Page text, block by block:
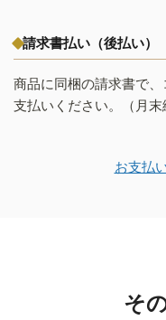
請求書払い（後払い）
商品に同梱の請求書で
支払いください。（月末
お支払
そ